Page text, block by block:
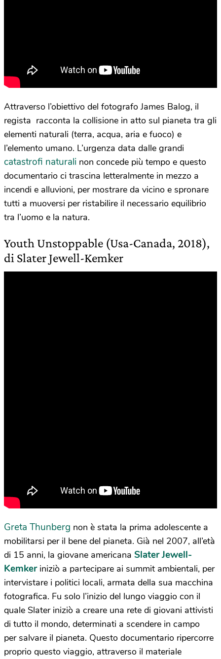
Attraverso l’obiettivo del fotografo James Balog, il
regista racconta la collisione in atto sul pianeta tra gli
elementi naturali (terra, acqua, aria e fuoco) e
l’elemento umano. L’urgenza data dalle grandi
catastrofi naturali non concede più tempo e questo
documentario ci trascina letteralmente in mezzo a
incendi e alluvioni, per mostrare da vicino e spronare
tutti a muoversi per ristabilire il necessario equilibrio
tra l’uomo e la natura.
Youth Unstoppable (Usa-Canada, 2018),
di Slater Jewell-Kemker
Greta Thunberg non è stata la prima adolescente a
mobilitarsi per il bene del pianeta. Già nel 2007, all’età
di 15 anni, la giovane americana Slater Jewell-
Kemkeriniziò a partecipare ai summit ambientali, per
intervistare i politici locali, armata della sua macchina
fotografica. Fu solo l’inizio del lungo viaggio con il
quale Slater iniziò a creare una rete di giovani attivisti
di tutto il mondo, determinati a scendere in campo
per salvare il pianeta. Questo documentario ripercorre
proprio questo viaggio, attraverso il materiale